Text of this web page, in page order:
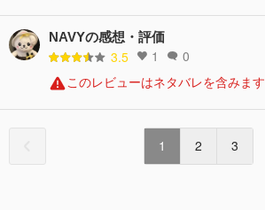
NAVYの感想・評価
3.5 1 0
このレビューはネタバレを含みます
1 2 3